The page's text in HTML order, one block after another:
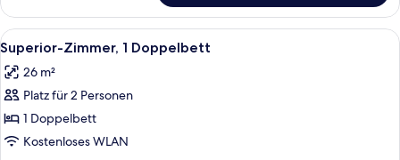
Zimmer,
Doppelbett
Alle
Fotos
für
Superior-
Zimmer,
1
Ein modernes Badezimmer mit
8
Superior-Zimmer, 1 Doppelbett
26 m²
Platz für 2 Personen
1 Doppelbett
Kostenloses WLAN